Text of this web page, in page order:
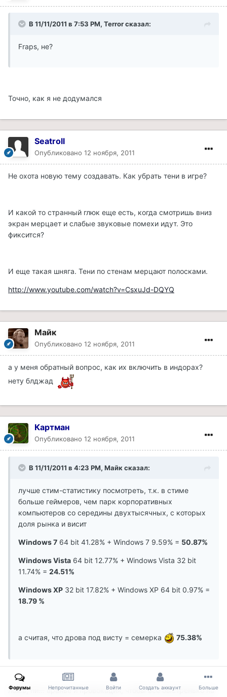
В 11/11/2011 в 7:53 PM, Terror сказал:
Fraps, не?
Точно, как я не додумался
Seatroll
Опубликовано 12 ноября, 2011
Не охота новую тему создавать. Как убрать тени в игре?
И какой то странный глюк еще есть, когда смотришь вниз
экран мерцает и слабые звуковые помехи идут. Это
фиксится?
И еще такая шняга. Тени по стенам мерцают полосками.
http://www.youtube.com/watch?v=CsxuJd-DQYQ
Майк
Опубликовано 12 ноября, 2011
а у меня обратный вопрос, как их включить в индорах?
нету блджад
Картман
Опубликовано 12 ноября, 2011
В 11/11/2011 в 4:23 PM, Майк сказал:
лучше стим-статистику посмотреть, т.к. в стиме
больше геймеров, чем парк корпоративных
компьютеров со середины двухтысячных, с которых
доля рынка и висит
Windows 7 64 bit 41.28% + Windows 7 9.59% = 50.87%
Windows Vista 64 bit 12.77% + Windows Vista 32 bit
11.74% = 24.51%
Windows XP 32 bit 17.82% + Windows XP 64 bit 0.97% =
18.79 %
а считая, что дрова под висту = семерка 75.38%
ложь,
вранье и провокация, чтобы все быстренько на
Форумы Непрочитанные Войти Создать аккаунт Больше